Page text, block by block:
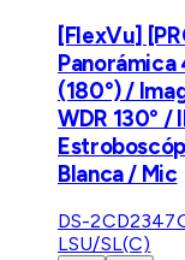
[FlexVu]
Panorámica
(180°) /
WDR 130° /
Blanca / Mic
DS-
LSU/SL(C)